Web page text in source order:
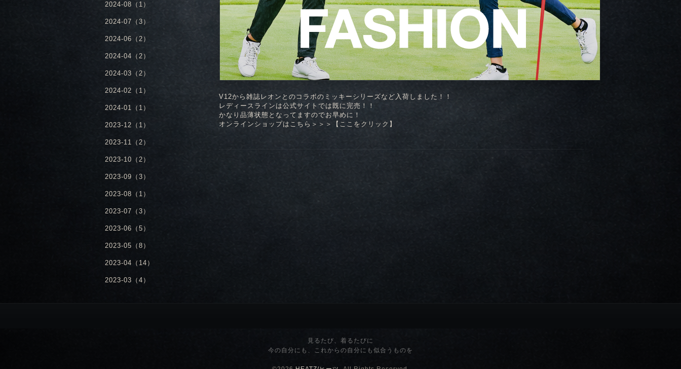
V12から雑誌レオンとのコラボのミッキーシリーズなど入荷しました！！
レディースラインは公式サイトでは既に完売！！
かなり品薄状態となってますのでお早めに！
オンラインショップはこちら＞＞＞【 ここをクリック 】
2024-08（1）
2024-07（3）
2024-06（2）
2024-04（2）
2024-03（2）
2024-02（1）
2024-01（1）
2023-12（1）
2023-11（2）
2023-10（2）
2023-09（3）
2023-08（1）
2023-07（3）
2023-06（5）
2023-05（8）
2023-04（14）
2023-03（4）
見るたび、着るたびに
今の自分にも、これからの自分にも似合うものを